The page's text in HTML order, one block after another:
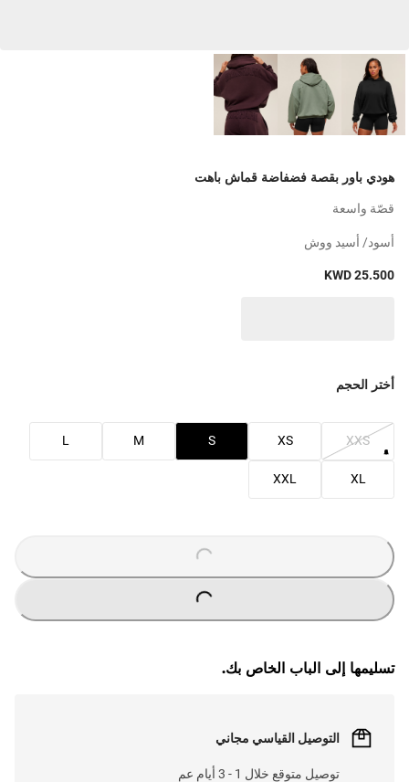
هودي باور بقصة فضفاضة قماش باهت
قصّة واسعة
أسود/ أسيد ووش
KWD 25.500
أختر الحجم
XXS
XS
S
M
L
XL
XXL
L
.
تسليمها إلى الباب الخاص بك.
التوصيل القياسي مجاني
توصيل متوقع خلال 1 - 3 أيام عم